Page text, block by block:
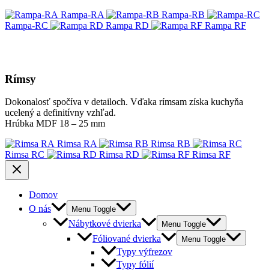
Rampa-RA
Rampa-RB
Rampa-RC
Rampa RD Rampa RF
Rímsy
Dokonalosť spočíva v detailoch. Vďaka rímsam získa kuchyňa
ucelený a definitívny vzhľad.
Hrúbka MDF 18 – 25 mm
Rimsa RA
Rimsa RB
Rimsa RC
Rimsa RD Rimsa RF
Domov
O nás
Menu Toggle
Nábytkové dvierka Menu Toggle
Fóliované dvierka Menu Toggle
Typy výfrezov
Typy fólií